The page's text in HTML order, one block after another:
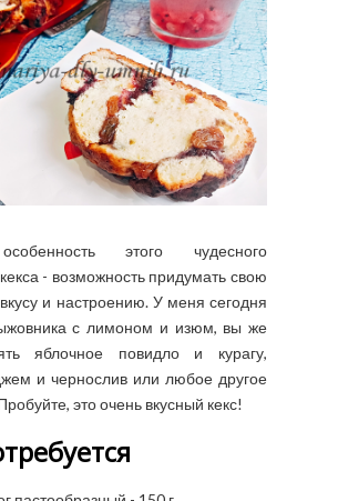
этого чудесного
- возможность придумать свою
и настроению. У меня сегодня
с лимоном и изюм, вы же
яблочное повидло и курагу,
и чернослив или любое другое
это очень вкусный кекс!